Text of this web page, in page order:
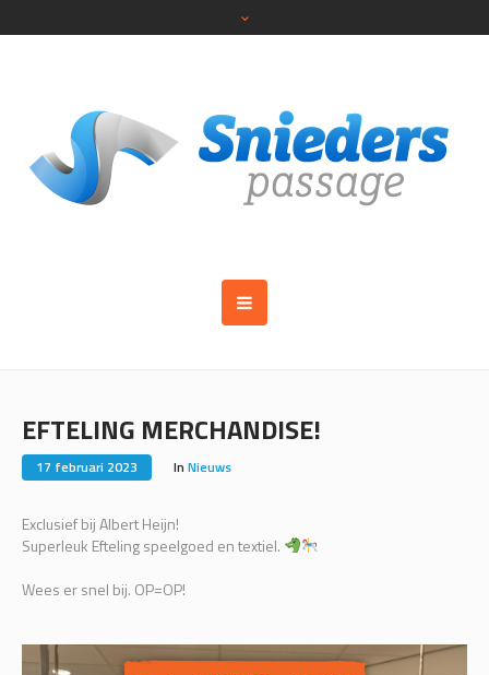
EFTELING MERCHANDISE!
17 februari 2023 In Nieuws
Exclusief bij Albert Heijn!
Superleuk Efteling speelgoed en textiel.
Wees er snel bij. OP=OP!